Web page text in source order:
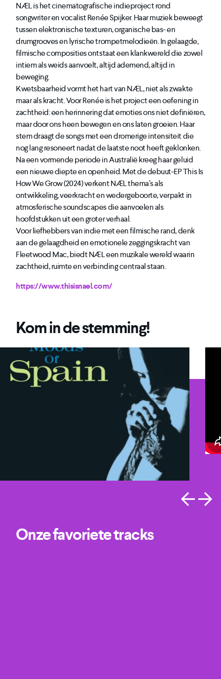
NÆL is het cinematografische indieproject rond
songwriter en vocalist Renée Spijker. Haar muziek beweegt
tussen elektronische texturen, organische bas- en
drumgrooves en lyrische trompetmelodieën. In gelaagde,
filmische composities ontstaat een klankwereld die zowel
intiem als weids aanvoelt, altijd ademend, altijd in
beweging.
Kwetsbaarheid vormt het hart van NÆL, niet als zwakte
maar als kracht. Voor Renée is het project een oefening in
zachtheid: een herinnering dat emoties ons niet definiëren,
maar door ons heen bewegen en ons laten groeien. Haar
stem draagt de songs met een dromerige intensiteit die
nog lang resoneert nadat de laatste noot heeft geklonken.
Na een vormende periode in Australië kreeg haar geluid
een nieuwe diepte en openheid. Met de debuut-EP This Is
How We Grow (2024) verkent NÆL thema’s als
ontwikkeling, veerkracht en wedergeboorte, verpakt in
atmosferische soundscapes die aanvoelen als
hoofdstukken uit een groter verhaal.
Voor liefhebbers van indie met een filmische rand, denk
aan de gelaagdheid en emotionele zeggingskracht van
Fleetwood Mac, biedt NÆL een muzikale wereld waarin
zachtheid, ruimte en verbinding centraal staan.
https://www.thisisnael.com/
Kom in de stemming!
Onze favoriete tracks